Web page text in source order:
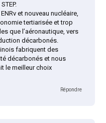
et nouveau nucléaire,
tertiarisée et trop
que l’aéronautique, vers
décarbonés.
fabriquent des
décarbonés et nous
le meilleur choix
Répondre